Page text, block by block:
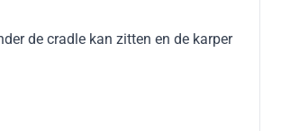
de cradle kan zitten en de karper